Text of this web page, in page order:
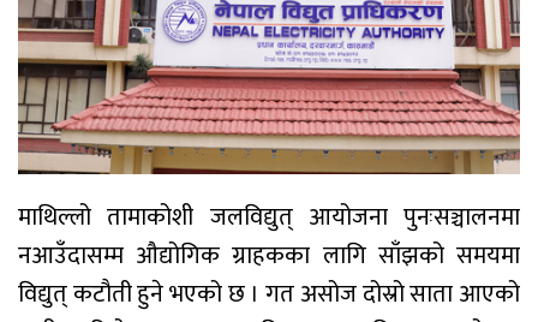
माथिल्लो तामाकोशी जलविद्युत् आयोजना पुनःसञ्चालनमा
नआउँदासम्म औद्योगिक ग्राहकका लागि साँझको समयमा
विद्युत् कटौती हुने भएको छ । गत असोज दोस्रो साता आएको